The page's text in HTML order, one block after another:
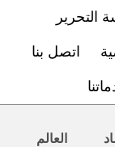
التحرير
اتصل بنا
العالم